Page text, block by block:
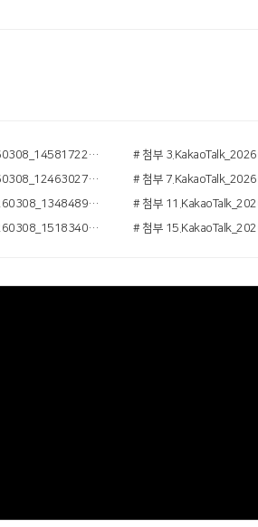
# 첨부 2.KakaoTalk_20260308_145817221_03.jpg
# 첨부 6.KakaoTalk_20260308_124630279.jpg
# 첨부 10.KakaoTalk_20260308_134848945_01.jpg
# 첨부 14.KakaoTalk_20260308_151834011_07.jpg